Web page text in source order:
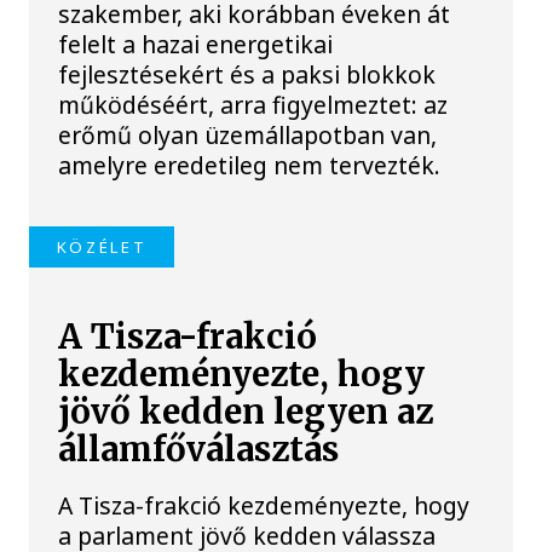
szakember, aki korábban éveken át
felelt a hazai energetikai
fejlesztésekért és a paksi blokkok
működéséért, arra figyelmeztet: az
erőmű olyan üzemállapotban van,
amelyre eredetileg nem tervezték.
KÖZÉLET
A Tisza-frakció
kezdeményezte, hogy
jövő kedden legyen az
államfőválasztás
A Tisza-frakció kezdeményezte, hogy
a parlament jövő kedden válassza